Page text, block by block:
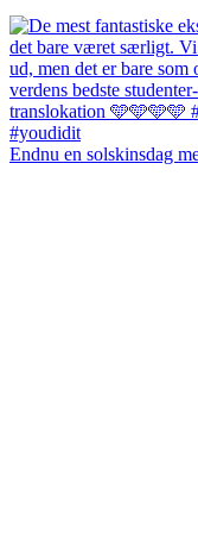
Endnu en solskinsdag